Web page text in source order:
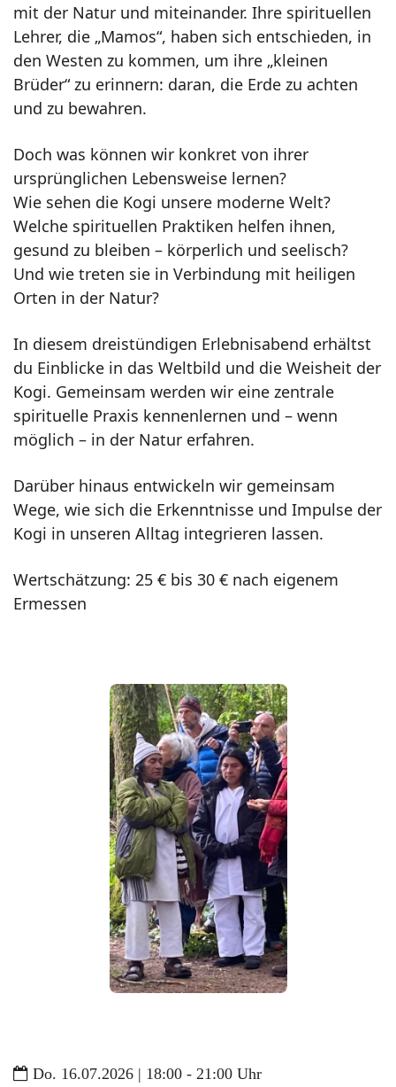
mit der Natur und miteinander. Ihre spirituellen
Lehrer, die „Mamos“, haben sich entschieden, in
den Westen zu kommen, um ihre „kleinen
Brüder“ zu erinnern: daran, die Erde zu achten
und zu bewahren.
Doch was können wir konkret von ihrer
ursprünglichen Lebensweise lernen?
Wie sehen die Kogi unsere moderne Welt?
Welche spirituellen Praktiken helfen ihnen,
gesund zu bleiben – körperlich und seelisch?
Und wie treten sie in Verbindung mit heiligen
Orten in der Natur?
In diesem dreistündigen Erlebnisabend erhältst
du Einblicke in das Weltbild und die Weisheit der
Kogi. Gemeinsam werden wir eine zentrale
spirituelle Praxis kennenlernen und – wenn
möglich – in der Natur erfahren.
Darüber hinaus entwickeln wir gemeinsam
Wege, wie sich die Erkenntnisse und Impulse der
Kogi in unseren Alltag integrieren lassen.
Wertschätzung: 25 € bis 30 € nach eigenem
Ermessen
Do. 16.07.2026 | 18:00 - 21:00 Uhr